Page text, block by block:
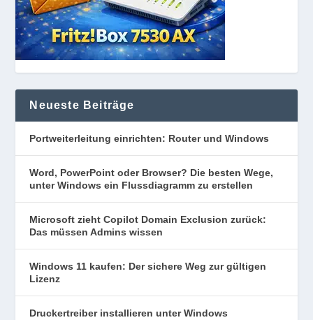
Neueste Beiträge
Portweiterleitung einrichten: Router und Windows
Word, PowerPoint oder Browser? Die besten Wege,
unter Windows ein Flussdiagramm zu erstellen
Microsoft zieht Copilot Domain Exclusion zurück:
Das müssen Admins wissen
Windows 11 kaufen: Der sichere Weg zur gültigen
Lizenz
Druckertreiber installieren unter Windows